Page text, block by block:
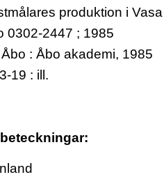
produktion i
0302-2447 ; 1985
Åbo : Åbo akademi, 1985
19 : ill.